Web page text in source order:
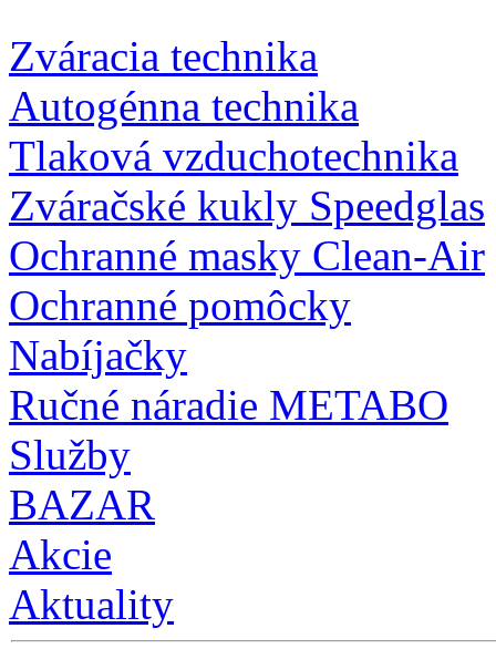
Zváracia technika
Autogénna technika
Tlaková vzduchotechnika
Zváračské kukly Speedglas
Ochranné masky Clean-Air
Ochranné pomôcky
Nabíjačky
Ručné náradie METABO
Služby
BAZAR
Akcie
Aktuality